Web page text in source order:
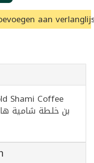
aan
Shami Coffee